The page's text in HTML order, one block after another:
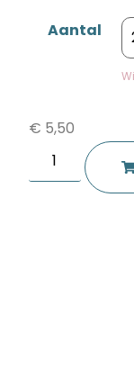
Aantal
€ 5,50